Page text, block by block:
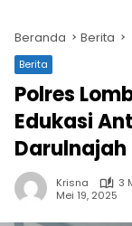
Beranda Berita
Berita
Polres
Edukasi
Darulnajah
Krisna
3
Mei 19, 2025